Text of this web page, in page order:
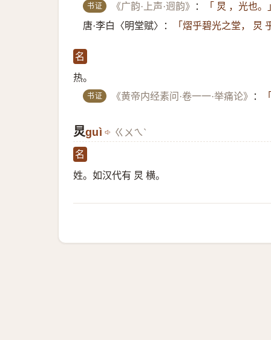
书证 《广韵·上声·迥韵》 ：
「 炅 ，光也。
唐·李白〈明堂赋〉：
「熠乎碧光之堂， 炅
名
热。
书证 《黄帝内经素问·卷一一·举痛论》 ：
炅guì ㄍㄨㄟˋ
名
姓。如汉代有 炅 横。